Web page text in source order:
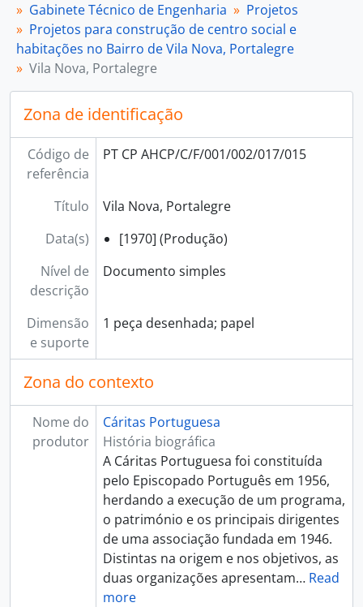
[Processo] 021 - Centro Social, Jardim Infantil e Creche de Tires, 1972 - 1973
[Processo] 022 - Creche e Jardim Infantil: Anteprojeto, 1972 - 1973
[Processo] 023 - Jardim Infantil, Sintra, [197?]
[Processo] 024 - Projeto de Alterações ao Asilo das Velhinhas de Carnide, da Confraria de S. Vicente de Paulo, [s.d.]
[Processo] 026 - Clínica dos Olivais, 1971 - 1972
[Processo] 027 - Estudos e projetos para armazéns da Cáritas, 1970 - 1974
[Processo] 028 - Coleção de peças desenhas com frases e letreiros, [1968]
[Subsérie] 003 - Mapoteca, 1964 - 1967
[Série] 002 - PRODAC, 1967 - 1972
[Subsecção] G - Postos de trabalho, 1974 - 1994
[Subsecção] I - Atividade editorial, 1964 - 2019
[Subsecção] J - Animação da pastoral social, 1982 - 2019
[Subsecção] L - Cooperação para o desenvolvimento, 1981 - 2019
[Subsecção] M - Formação e qualificação profissional, 1985 - 2017
Gabinete Técnico de Engenharia
Projetos
Projetos para construção de centro social e
habitações no Bairro de Vila Nova, Portalegre
Vila Nova, Portalegre
Zona de identificação
Código de
referência
PT CP AHCP/C/F/001/002/017/015
Título
Vila Nova, Portalegre
Data(s)
[1970] (Produção)
Nível de
descrição
Documento simples
Dimensão
e suporte
1 peça desenhada; papel
Zona do contexto
Nome do
produtor
Cáritas Portuguesa
História biográfica
A Cáritas Portuguesa foi constituída
pelo Episcopado Português em 1956,
herdando a execução de um programa,
o património e os principais dirigentes
de uma associação fundada em 1946.
Distintas na origem e nos objetivos, as
duas organizações apresentam… Read
more